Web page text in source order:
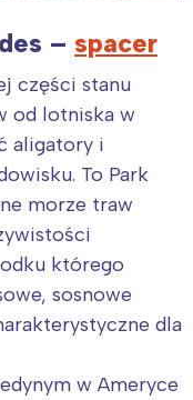
– spacer
części stanu
od lotniska w
aligatory i
To Park
morze traw
którego
sosnowe
dla
w Ameryce